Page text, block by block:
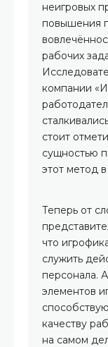
неигровых
повышения
рабочих
компании
стоит
сущностью
этот метод
Теперь от
что
служить
персонала.
элементов
качеству
на самом